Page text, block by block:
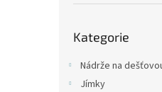
kategorie
Kategorie
Nádrže na
Jímky